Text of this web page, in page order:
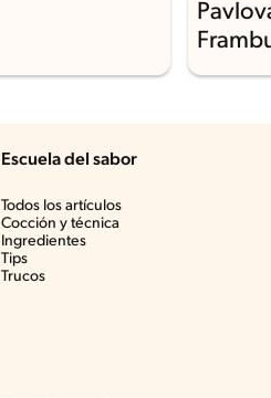
Escuela del sabor
Todos los artículos
Cocción y técnica
Ingredientes
Tips
Trucos